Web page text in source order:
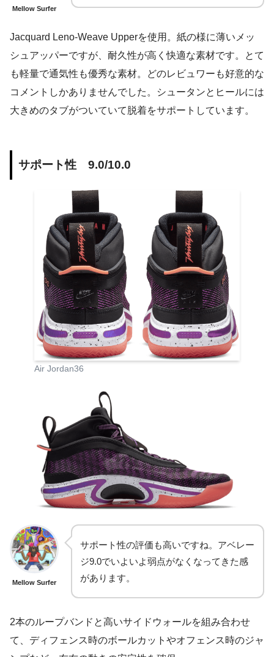
Mellow Surfer
Jacquard Leno-Weave Upperを使用。紙の様に薄いメッ
シュアッパーですが、耐久性が高く快適な素材です。とて
も軽量で通気性も優秀な素材。どのレビュワーも好意的な
コメントしかありませんでした。シュータンとヒールには
大きめのタブがついていて脱着をサポートしています。
サポート性 9.0/10.0
Air Jordan36
Mellow Surfer
サポート性の評価も高いですね。アベレー
ジ9.0でいよいよ弱点がなくなってきた感
があります。
2本のループバンドと高いサイドウォールを組み合わせ
て、ディフェンス時のボールカットやオフェンス時のジャ